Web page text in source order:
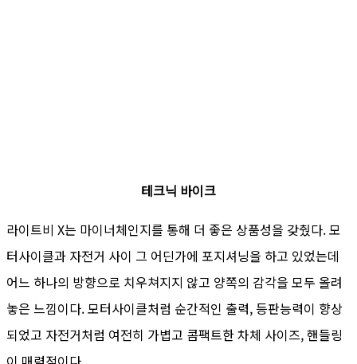
테크닉 바이크
라이트비 X는 마이너체인지를 통해 더 좋은 상품성을 갖췄다. 모
터사이클과 자전거 사이 그 어딘가에 포지셔닝을 하고 있었는데
어느 하나의 방향으로 치우쳐지지 않고 양쪽의 감각을 모두 올려
놓은 느낌이다. 모터사이클처럼 순간적인 출력, 등판능력이 향상
되었고 자전거처럼 여전히 가볍고 콤팩트한 차체 사이즈, 핸들링